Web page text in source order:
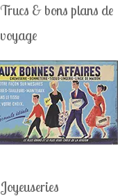
Trucs & bons plans de
voyage
Joyeuseries